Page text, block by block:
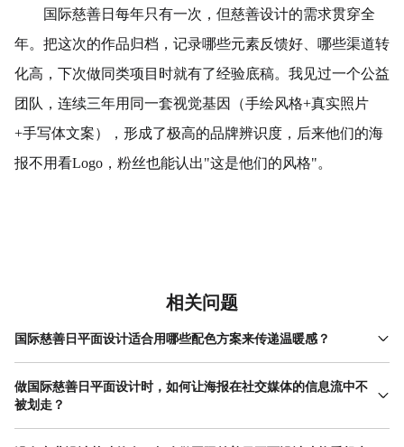
国际慈善日每年只有一次，但慈善设计的需求贯穿全
年。把这次的作品归档，记录哪些元素反馈好、哪些渠道转
化高，下次做同类项目时就有了经验底稿。我见过一个公益
团队，连续三年用同一套视觉基因（手绘风格+真实照片
+手写体文案），形成了极高的品牌辨识度，后来他们的海
报不用看Logo，粉丝也能认出"这是他们的风格"。
相关问题
国际慈善日平面设计适合用哪些配色方案来传递温暖感？
暖色调是国际慈善日平面设计的常见选择，但具体配色要看项目类
型。儿童类慈善适合明亮的橙黄搭配米白，给人阳光和希望的感
觉；助老项目可以用深棕配暖灰，传递沉稳和尊重；环保类慈善近
做国际慈善日平面设计时，如何让海报在社交媒体的信息流中不
被划走？
信息过载时代，国际慈善日平面设计要在0.3秒内完成"拦截"。具体